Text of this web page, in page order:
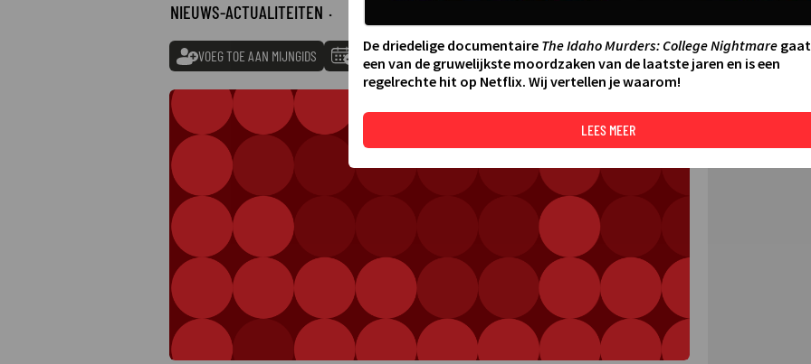
NIEUWS-ACTUALITEITEN ·
VOEG TOE AAN MIJNGIDS TOEVOEGEN AAN AGENDA DELEN
DE
De driedelige documentaire The Idaho Murders: College Nightmaregaat
een van de gruwelijkste moordzaken van de laatste jaren en is een
regelrechte hit op Netflix. Wij vertellen je waarom!
LEES MEER